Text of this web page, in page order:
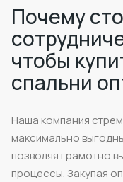
Почему
чтобы
спальни
Наша компания
максимально
позволяя грамотно
процессы. Закупая